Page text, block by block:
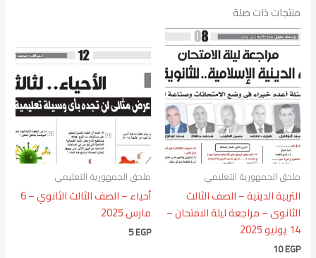
منتجات ذات صلة
ملحق الجمهورية التعليمي
التربية الدينية – الصف الثالث
الثانوى – مراجعة ليلة الامتحان –
14 يونيو 2025
10EGP
ملحق الجمهورية التعليمي
أحياء – الصف الثالث الثانوي – 6
مارس 2025
5EGP